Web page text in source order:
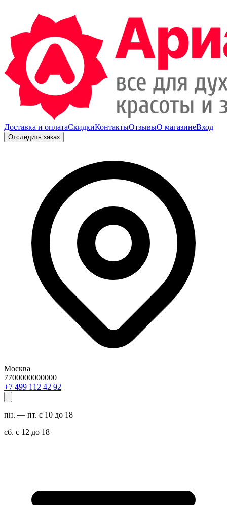
Доставка и оплатаСкидкиКонтактыОтзывыО магазинеВход
Отследить заказ
Москва
7700000000000
29 24 211 994 7+
пн. — пт. с 10 до 18
сб. с 12 до 18